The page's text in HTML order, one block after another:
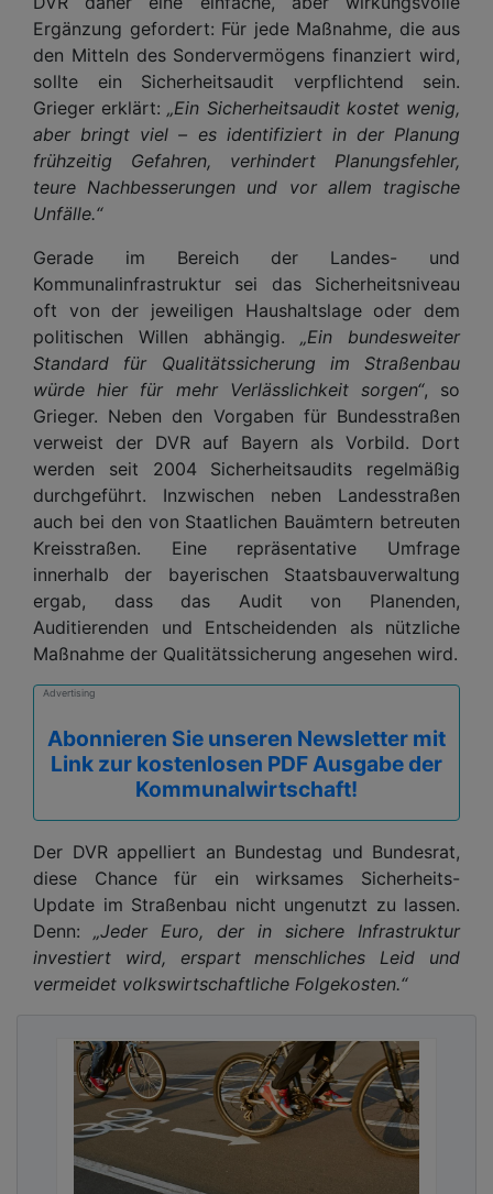
Ergänzung gefordert: Für jede Maßnahme, die aus
den Mitteln des Sondervermögens finanziert wird,
sollte ein Sicherheitsaudit verpflichtend sein.
Grieger erklärt: „Ein Sicherheitsaudit kostet wenig,
aber bringt viel – es identifiziert in der Planung
frühzeitig Gefahren, verhindert Planungsfehler,
teure Nachbesserungen und vor allem tragische
Unfälle.“
Gerade im Bereich der Landes- und
Kommunalinfrastruktur sei das Sicherheitsniveau
oft von der jeweiligen Haushaltslage oder dem
politischen Willen abhängig. „Ein bundesweiter
Standard für Qualitätssicherung im Straßenbau
würde hier für mehr Verlässlichkeit sorgen“, so
Grieger. Neben den Vorgaben für Bundesstraßen
verweist der DVR auf Bayern als Vorbild. Dort
werden seit 2004 Sicherheitsaudits regelmäßig
durchgeführt. Inzwischen neben Landesstraßen
auch bei den von Staatlichen Bauämtern betreuten
Kreisstraßen. Eine repräsentative Umfrage
innerhalb der bayerischen Staatsbauverwaltung
ergab, dass das Audit von Planenden,
Auditierenden und Entscheidenden als nützliche
Maßnahme der Qualitätssicherung angesehen wird.
Advertising
Abonnieren Sie unseren Newsletter mit
Link zur kostenlosen PDF Ausgabe der
Kommunalwirtschaft!
Der DVR appelliert an Bundestag und Bundesrat,
diese Chance für ein wirksames Sicherheits-
Update im Straßenbau nicht ungenutzt zu lassen.
Denn: „Jeder Euro, der in sichere Infrastruktur
investiert wird, erspart menschliches Leid und
vermeidet volkswirtschaftliche Folgekosten.“